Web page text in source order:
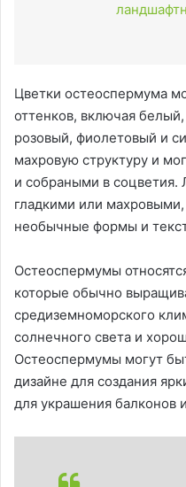
Цветки остеоспермума
оттенков, включая
розовый, фиолетовый и
махровую структуру и
и собраными в соцветия.
гладкими или
необычные формы и
Остеоспермумы
которые обычно
средиземноморского
солнечного света и
Остеоспермумы могут
дизайне для создания
для украшения балконов